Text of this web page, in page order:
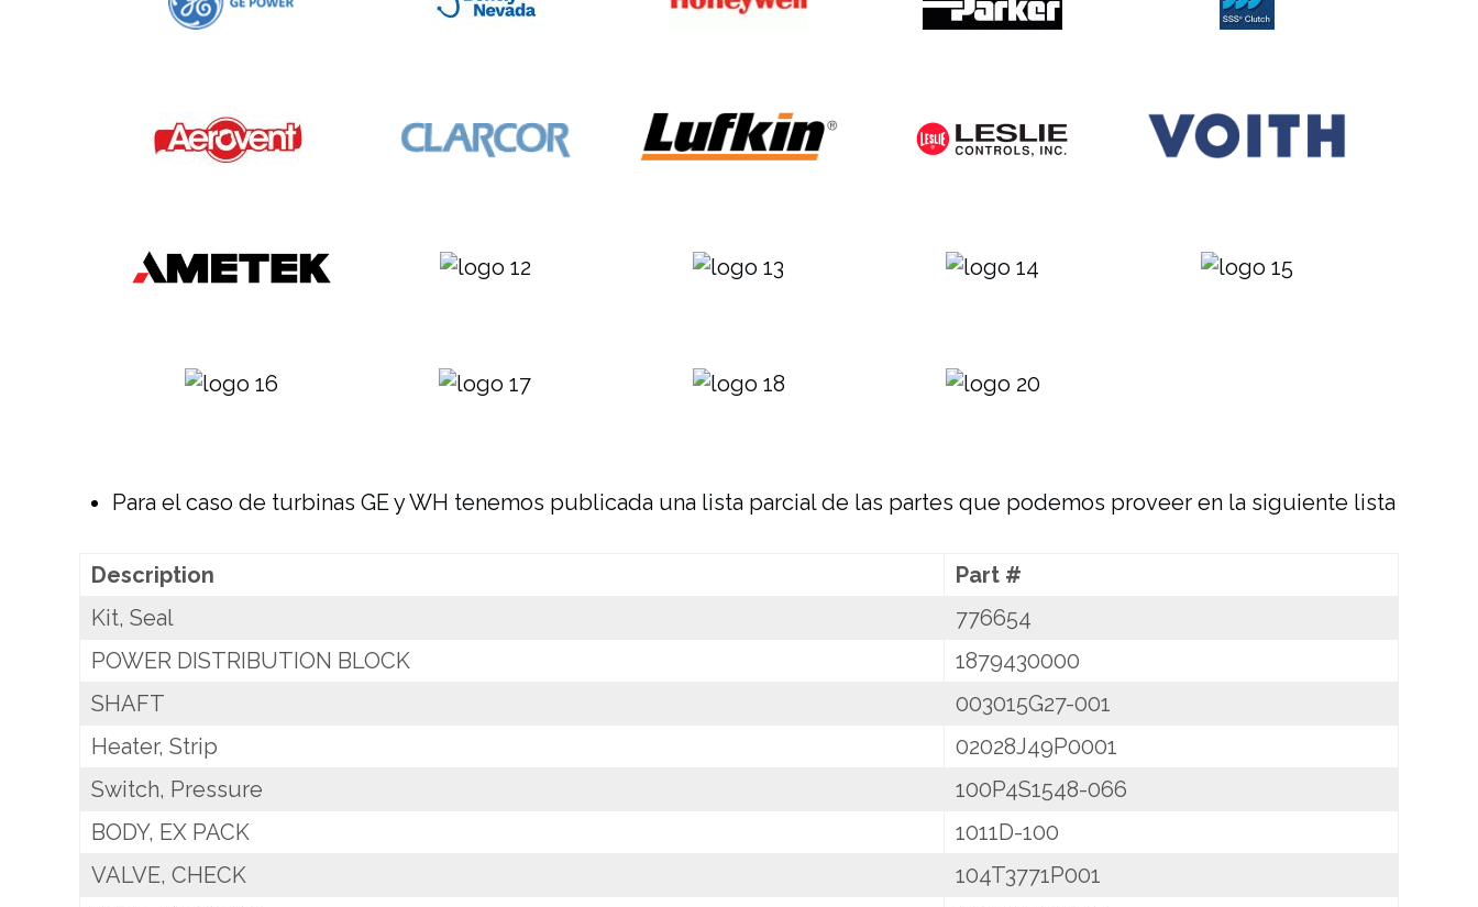
Para el caso de turbinas GE y WH tenemos publicada una lista parcial de las partes que podemos proveer en la siguiente lista
Description
Part #
Kit, Seal
776654
POWER DISTRIBUTION BLOCK
1879430000
SHAFT
003015G27-001
Heater, Strip
02028J49P0001
Switch, Pressure
100P4S1548-066
BODY, EX PACK
1011D-100
VALVE, CHECK
104T3771P001